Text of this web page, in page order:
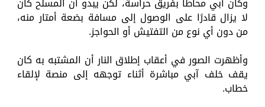
لا يزال قادرًا على الوصول إلى مسافة بضعة أمتار منه،
من دون أي نوع من التفتيش أو الحواجز.
وأظهرت الصور في أعقاب إطلاق النار أن المشتبه به كان
يقف خلف آبي مباشرة أثناء توجهه إلى منصة لإلقاء
خطاب.